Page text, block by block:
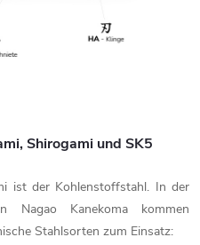
Shirogami und SK5
ist der Kohlenstoffstahl. In der
Nagao Kanekoma kommen
Stahlsorten zum Einsatz: